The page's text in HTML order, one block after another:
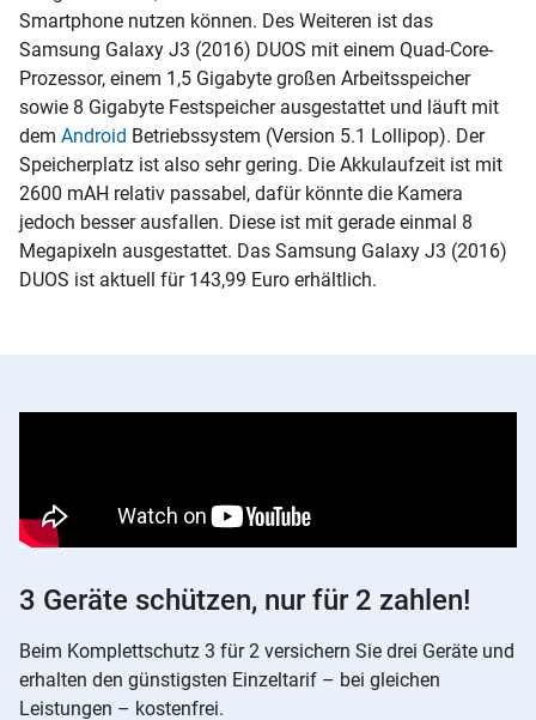
Smartphone nutzen können. Des Weiteren ist das
Samsung Galaxy J3 (2016) DUOS mit einem Quad-Core-
Prozessor, einem 1,5 Gigabyte großen Arbeitsspeicher
sowie 8 Gigabyte Festspeicher ausgestattet und läuft mit
dem Android Betriebssystem (Version 5.1 Lollipop). Der
Speicherplatz ist also sehr gering. Die Akkulaufzeit ist mit
2600 mAH relativ passabel, dafür könnte die Kamera
jedoch besser ausfallen. Diese ist mit gerade einmal 8
Megapixeln ausgestattet. Das Samsung Galaxy J3 (2016)
DUOS ist aktuell für 143,99 Euro erhältlich.
3 Geräte schützen, nur für 2 zahlen!
Beim Komplettschutz 3 für 2 versichern Sie drei Geräte und
erhalten den günstigsten Einzeltarif – bei gleichen
Leistungen – kostenfrei.